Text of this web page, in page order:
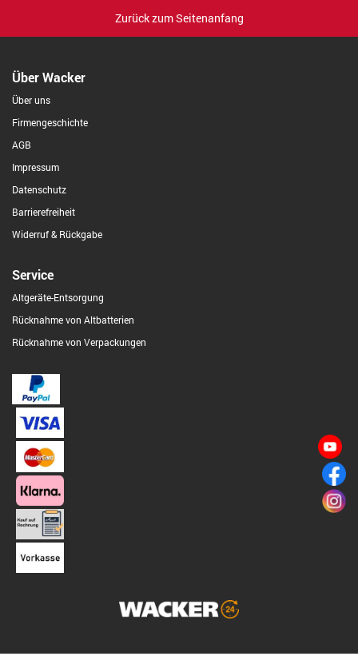
Zurück zum Seitenanfang
Über Wacker
Über uns
Firmengeschichte
AGB
Impressum
Datenschutz
Barrierefreiheit
Widerruf & Rückgabe
Service
Altgeräte-Entsorgung
Rücknahme von Altbatterien
Rücknahme von Verpackungen